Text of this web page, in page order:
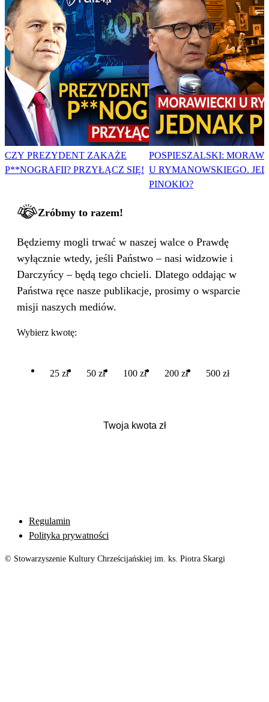
CZY PREZYDENT ZAKAŻE
P**NOGRAFII? PRZYŁĄCZ SIĘ!
POSPIESZALSKI:
U RYMANOWSKIEGO.
PINOKIO?
Zróbmy to razem!
Będziemy mogli trwać w naszej walce o Prawdę
wyłącznie wtedy, jeśli Państwo – nasi widzowie i
Darczyńcy – będą tego chcieli. Dlatego oddając w
Państwa ręce nasze publikacje, prosimy o wsparcie
misji naszych mediów.
Wybierz kwotę:
25 zł 50 zł 100 zł 200 zł 500 zł
Regulamin
Polityka prywatności
© Stowarzyszenie Kultury Chrześcijańskiej im. ks. Piotra Skargi